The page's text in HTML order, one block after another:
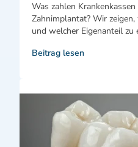
Was zahlen
Zahnimplantat? Wir
und welcher Eigenanteil zu
Beitrag lesen